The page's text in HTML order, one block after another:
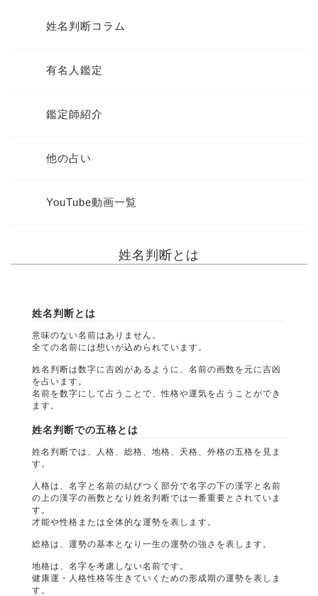
姓名判断コラム
有名人鑑定
鑑定師紹介
他の占い
YouTube動画一覧
姓名判断とは
姓名判断とは
意味のない名前はありません。
全ての名前には想いが込められています。
姓名判断は数字に吉凶があるように、名前の画数を元に吉凶
を占います。
名前を数字にして占うことで、性格や運気を占うことができ
ます。
姓名判断での五格とは
姓名判断では、人格、総格、地格、天格、外格の五格を見ま
す。
人格は、名字と名前の結びつく部分で名字の下の漢字と名前
の上の漢字の画数となり姓名判断では一番重要とされていま
す。
才能や性格または全体的な運勢を表します。
総格は、運勢の基本となり一生の運勢の強さを表します。
地格は、名字を考慮しない名前です。
健康運・人格性格等生きていくための形成期の運勢を表しま
す。